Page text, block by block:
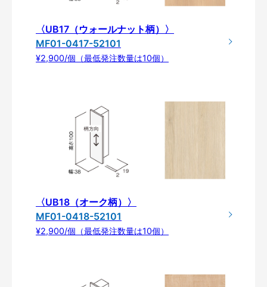
〈UB17（ウォールナット柄）〉
MF01-0417-52101
¥2,900/個（最低発注数量は10個）
〈UB18（オーク柄）〉
MF01-0418-52101
¥2,900/個（最低発注数量は10個）